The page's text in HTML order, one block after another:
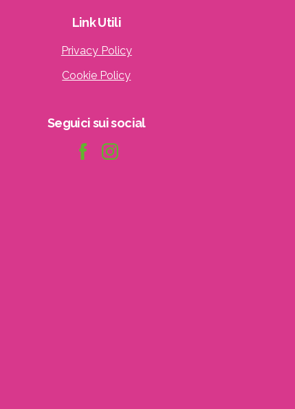
LinkUtili
Privacy Policy
Cookie Policy
Seguicisuisocial